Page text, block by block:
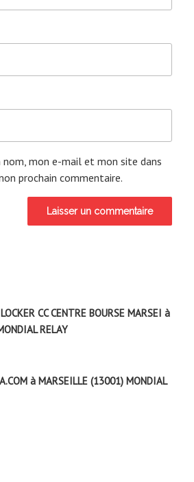
nom, mon e-mail et mon site dans
prochain commentaire.
CC CENTRE BOURSE MARSEI à
RELAY
à MARSEILLE (13001) MONDIAL